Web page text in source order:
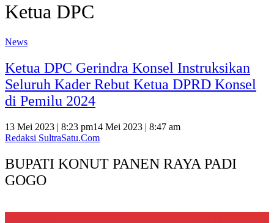
Ketua DPC
News
Ketua DPC Gerindra Konsel Instruksikan
Seluruh Kader Rebut Ketua DPRD Konsel
di Pemilu 2024
13 Mei 2023 | 8:23 pm14 Mei 2023 | 8:47 am
Redaksi SultraSatu.Com
BUPATI KONUT PANEN RAYA PADI
GOGO